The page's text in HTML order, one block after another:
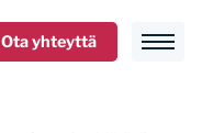
Ota yhteyttä